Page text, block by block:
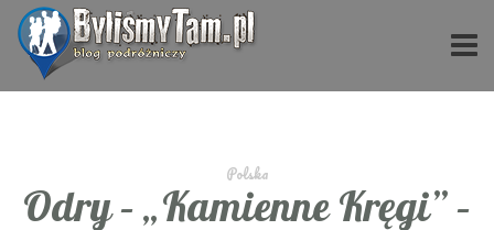
Polska
Odry – „Kamienne Kręgi” –